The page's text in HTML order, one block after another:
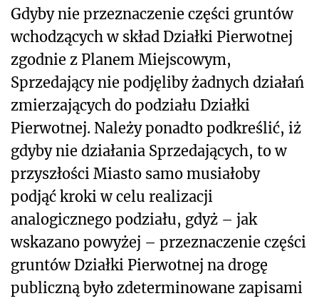
Gdyby nie przeznaczenie części gruntów
wchodzących w skład Działki Pierwotnej
zgodnie z Planem Miejscowym,
Sprzedający nie podjęliby żadnych działań
zmierzających do podziału Działki
Pierwotnej. Należy ponadto podkreślić, iż
gdyby nie działania Sprzedających, to w
przyszłości Miasto samo musiałoby
podjąć kroki w celu realizacji
analogicznego podziału, gdyż – jak
wskazano powyżej – przeznaczenie części
gruntów Działki Pierwotnej na drogę
publiczną było zdeterminowane zapisami